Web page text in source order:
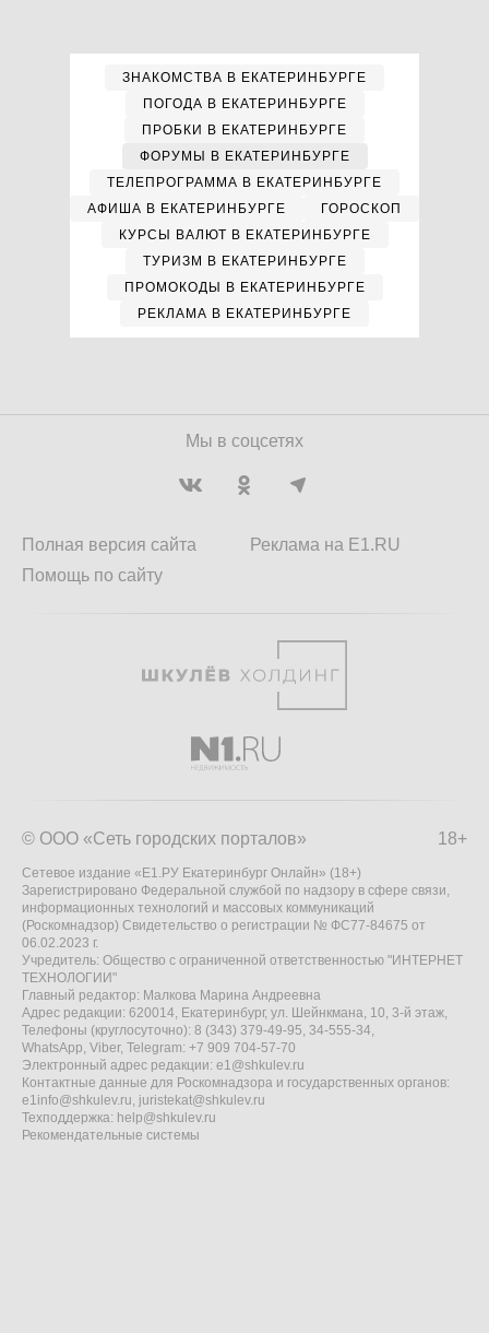
ЗНАКОМСТВА В ЕКАТЕРИНБУРГЕ
ПОГОДА В ЕКАТЕРИНБУРГЕ
ПРОБКИ В ЕКАТЕРИНБУРГЕ
ФОРУМЫ В ЕКАТЕРИНБУРГЕ
ТЕЛЕПРОГРАММА В ЕКАТЕРИНБУРГЕ
АФИША В ЕКАТЕРИНБУРГЕ
ГОРОСКОП
КУРСЫ ВАЛЮТ В ЕКАТЕРИНБУРГЕ
ТУРИЗМ В ЕКАТЕРИНБУРГЕ
ПРОМОКОДЫ В ЕКАТЕРИНБУРГЕ
РЕКЛАМА В ЕКАТЕРИНБУРГЕ
Мы в соцсетях
Полная версия сайта
Помощь по сайту
Реклама на E1.RU
18+
© ООО «Сеть городских порталов»
Сетевое издание «Е1.РУ Екатеринбург Онлайн» (18+)
Зарегистрировано Федеральной службой по надзору в сфере связи,
информационных технологий и массовых коммуникаций
(Роскомнадзор) Свидетельство о регистрации № ФС77-84675 от
06.02.2023 г.
Учредитель: Общество с ограниченной ответственностью "ИНТЕРНЕТ
ТЕХНОЛОГИИ"
Главный редактор: Малкова Марина Андреевна
Адрес редакции: 620014, Екатеринбург, ул. Шейнкмана, 10, 3-й этаж,
Телефоны (круглосуточно): 8 (343) 379-49-95, 34-555-34,
WhatsApp, Viber, Telegram: +7 909 704-57-70
Электронный адрес редакции: e1@shkulev.ru
Контактные данные для Роскомнадзора и государственных органов:
e1info@shkulev.ru, juristekat@shkulev.ru
Техподдержка: help@shkulev.ru
Рекомендательные системы